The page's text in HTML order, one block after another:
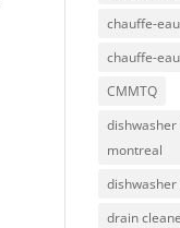
chauffe-
chauffe-
CMMTQ
montreal
drain